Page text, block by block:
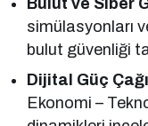
Bulut ve Siber
simülasyonları
bulut güvenliği
Dijital Güç
Ekonomi –